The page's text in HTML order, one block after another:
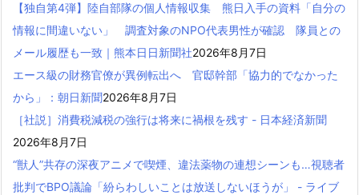
【独自第4弾】陸自部隊の個人情報収集 熊日入手の資料「自分の
情報に間違いない」 調査対象のNPO代表男性が確認 隊員との
メール履歴も一致｜熊本日日新聞社2026年8月7日
エース級の財務官僚が異例転出へ 官邸幹部「協力的でなかった
から」：朝日新聞2026年8月7日
［社説］消費税減税の強行は将来に禍根を残す - 日本経済新聞
2026年8月7日
“獣人”共存の深夜アニメで喫煙、違法薬物の連想シーンも…視聴者
批判でBPO議論「紛らわしいことは放送しないほうが」 - ライブ